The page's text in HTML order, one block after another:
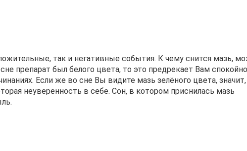
так и негативные события. К чему снится мазь,
препарат был белого цвета, то это предрекает Вам
Если же во сне Вы видите мазь зелёного цвета,
неуверенность в себе. Сон, в котором приснилась мазь